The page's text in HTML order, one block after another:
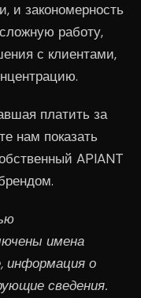
и закономерность
работу,
с клиентами,
платить за
нам показать
APIANT
имена
информация о
сведения.